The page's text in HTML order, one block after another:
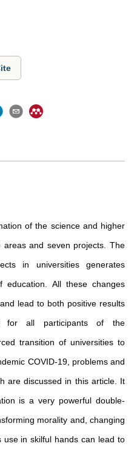
of the science and higher
areas and seven projects. The
in universities generates
All these changes
lead to both positive results
for all participants of the
transition of universities to
COVID-19, problems and
are discussed in this article. It
is a very powerful double-
morality and, changing
in skilful hands can lead to